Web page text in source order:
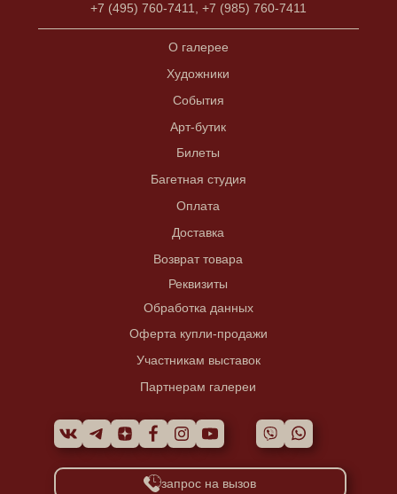
+7 (495) 760-7411, +7 (985) 760-7411
О галерее
Художники
События
Арт-бутик
Билеты
Багетная студия
Оплата
Доставка
Возврат товара
Реквизиты
Обработка данных
Оферта купли-продажи
Участникам выставок
Партнерам галереи
запрос на вызов